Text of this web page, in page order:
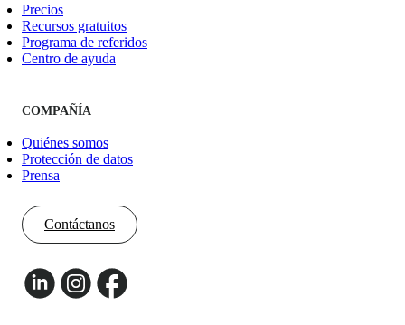
Precios
Recursos gratuitos
Programa de referidos
Centro de ayuda
COMPAÑÍA
Quiénes somos
Protección de datos
Prensa
Contáctanos